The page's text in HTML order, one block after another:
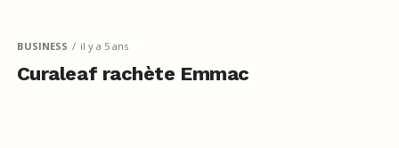
BUSINESS il y a 5 ans
Curaleaf rachète Emmac